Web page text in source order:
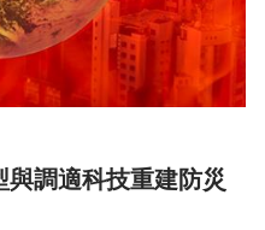
調適科技重建防災